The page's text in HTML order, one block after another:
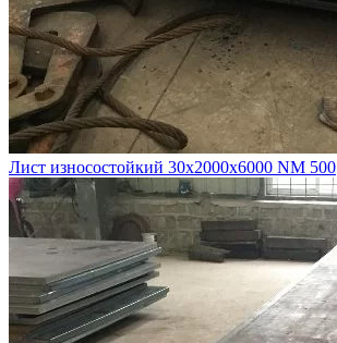
Лист износостойкий 30х2000х6000 NM 500